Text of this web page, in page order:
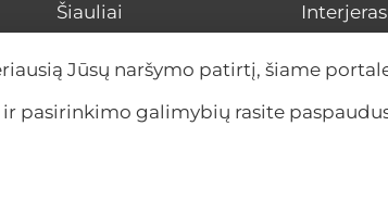
Šiauliai
Visa Lietuva
Interjeras
Interviu
Įvykiai
Jūsų naršymo patirtį, šiame
pasirinkimo galimybių rasite